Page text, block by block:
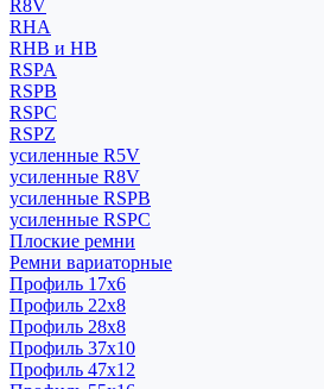
R8V
RHA
RHB и HB
RSPA
RSPB
RSPC
RSPZ
усиленные R5V
усиленные R8V
усиленные RSPB
усиленные RSPC
Плоские ремни
Ремни вариаторные
Профиль 17x6
Профиль 22x8
Профиль 28x8
Профиль 37x10
Профиль 47x12